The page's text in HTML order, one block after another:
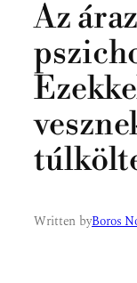
Az
Written byBoros